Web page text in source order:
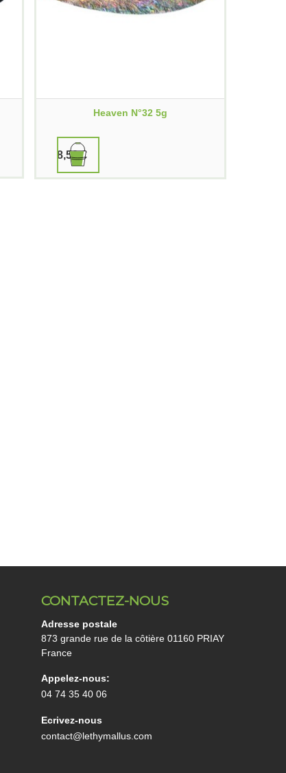
Heaven N°32 5g
8,50 €
CONTACTEZ-NOUS
Adresse postale
873 grande rue de la côtière 01160 PRIAY
France
Appelez-nous:
04 74 35 40 06
Ecrivez-nous
contact@lethymallus.com